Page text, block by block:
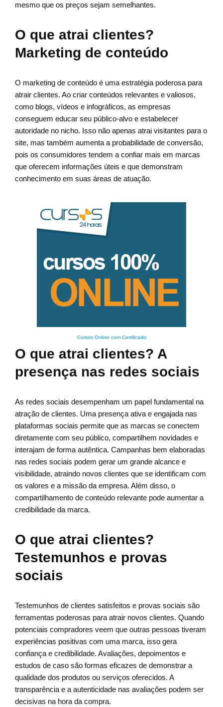
mesmo que os preços sejam semelhantes.
O que atrai clientes?
Marketing de conteúdo
O marketing de conteúdo é uma estratégia poderosa para
atrair clientes. Ao criar conteúdos relevantes e valiosos,
como blogs, vídeos e infográficos, as empresas
conseguem educar seu público-alvo e estabelecer
autoridade no nicho. Isso não apenas atrai visitantes para o
site, mas também aumenta a probabilidade de conversão,
pois os consumidores tendem a confiar mais em marcas
que oferecem informações úteis e que demonstram
conhecimento em suas áreas de atuação.
Cursos Online com Certificado
O que atrai clientes? A
presença nas redes sociais
As redes sociais desempenham um papel fundamental na
atração de clientes. Uma presença ativa e engajada nas
plataformas sociais permite que as marcas se conectem
diretamente com seu público, compartilhem novidades e
interajam de forma autêntica. Campanhas bem elaboradas
nas redes sociais podem gerar um grande alcance e
visibilidade, atraindo novos clientes que se identificam com
os valores e a missão da empresa. Além disso, o
compartilhamento de conteúdo relevante pode aumentar a
credibilidade da marca.
O que atrai clientes?
Testemunhos e provas
sociais
Testemunhos de clientes satisfeitos e provas sociais são
ferramentas poderosas para atrair novos clientes. Quando
potenciais compradores veem que outras pessoas tiveram
experiências positivas com uma marca, isso gera
confiança e credibilidade. Avaliações, depoimentos e
estudos de caso são formas eficazes de demonstrar a
qualidade dos produtos ou serviços oferecidos. A
transparência e a autenticidade nas avaliações podem ser
decisivas na hora da compra.